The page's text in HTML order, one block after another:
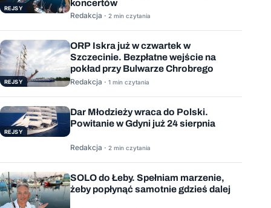
REJSY
koncertów
Redakcja · 2 min czytania
REJSY
ORP Iskra już w czwartek w
Szczecinie. Bezpłatne wejście na
pokład przy Bulwarze Chrobrego
Redakcja · 1 min czytania
REJSY
Dar Młodzieży wraca do Polski.
Powitanie w Gdyni już 24 sierpnia
Redakcja · 2 min czytania
SOLO do Łeby. Spełniam marzenie,
żeby popłynąć samotnie gdzieś dalej